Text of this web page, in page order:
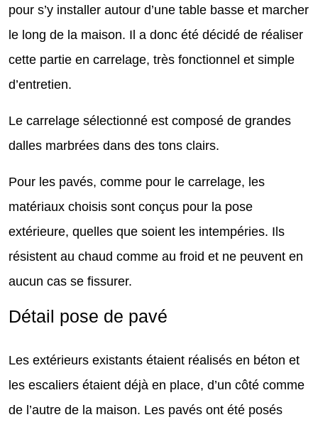
pour s’y installer autour d’une table basse et marcher
le long de la maison. Il a donc été décidé de réaliser
cette partie en carrelage, très fonctionnel et simple
d’entretien.
Le carrelage sélectionné est composé de grandes
dalles marbrées dans des tons clairs.
Pour les pavés, comme pour le carrelage, les
matériaux choisis sont conçus pour la pose
extérieure, quelles que soient les intempéries. Ils
résistent au chaud comme au froid et ne peuvent en
aucun cas se fissurer.
Détail pose de pavé
Les extérieurs existants étaient réalisés en béton et
les escaliers étaient déjà en place, d’un côté comme
de l’autre de la maison. Les pavés ont été posés